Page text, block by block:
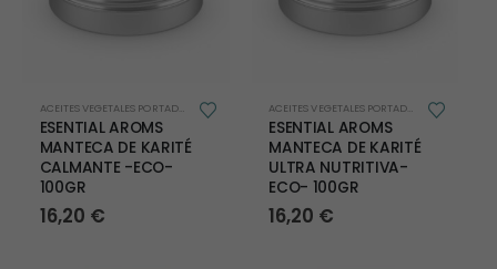
ACEITES VEGETALES PORTADORES ,CAPILAR CORPORAL,COSMÉTICA,FACIAL
ESENTIAL AROMS
MANTECA DE KARITÉ
CALMANTE -ECO-
100GR
16,20 €
ACEITES VEGETALES PORTADORES ,CAPILAR
ESENTIAL AROMS
MANTECA DE KARITÉ
ULTRA NUTRITIVA-
ECO- 100GR
16,20 €